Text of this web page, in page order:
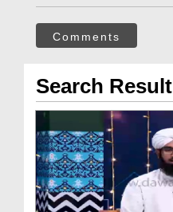
Comments
Search Result